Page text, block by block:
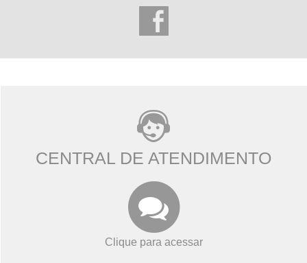
CENTRAL DE ATENDIMENTO
Clique para acessar